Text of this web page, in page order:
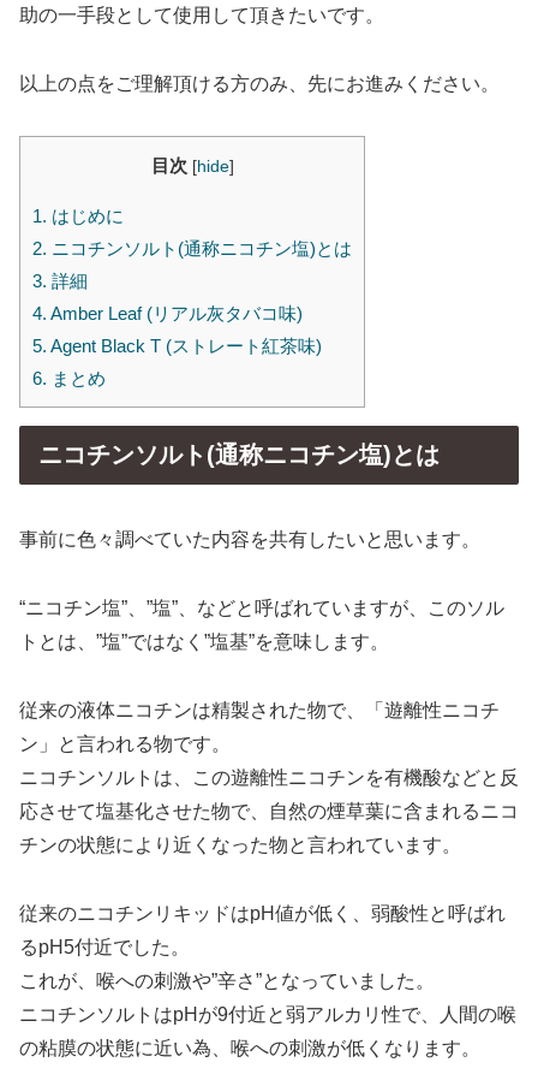
助の一手段として使用して頂きたいです。
以上の点をご理解頂ける方のみ、先にお進みください。
目次 [hide]
1. はじめに
2. ニコチンソルト(通称ニコチン塩)とは
3. 詳細
4. Amber Leaf (リアル灰タバコ味)
5. Agent Black T (ストレート紅茶味)
6. まとめ
ニコチンソルト(通称ニコチン塩)とは
事前に色々調べていた内容を共有したいと思います。
“ニコチン塩”、”塩”、などと呼ばれていますが、このソル
トとは、”塩”ではなく”塩基”を意味します。
従来の液体ニコチンは精製された物で、「遊離性ニコチ
ン」と言われる物です。
ニコチンソルトは、この遊離性ニコチンを有機酸などと反
応させて塩基化させた物で、自然の煙草葉に含まれるニコ
チンの状態により近くなった物と言われています。
従来のニコチンリキッドはpH値が低く、弱酸性と呼ばれ
るpH5付近でした。
これが、喉への刺激や”辛さ”となっていました。
ニコチンソルトはpHが9付近と弱アルカリ性で、人間の喉
の粘膜の状態に近い為、喉への刺激が低くなります。